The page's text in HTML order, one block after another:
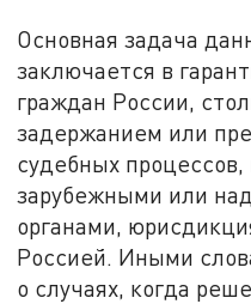
Основная задача
заключается в
граждан России,
задержанием или
судебных
зарубежными или
органами,
Россией. Иными
о случаях, когда